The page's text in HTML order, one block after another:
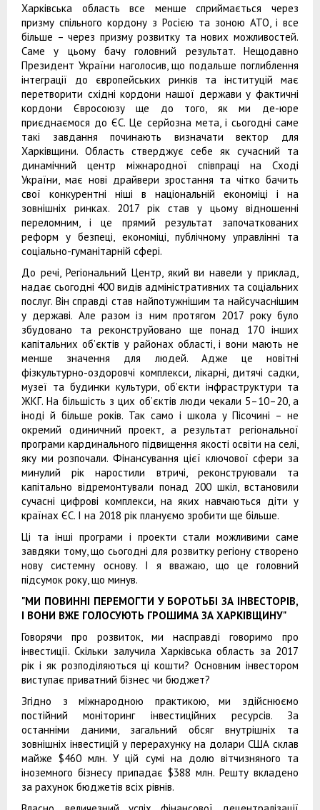
Харківська область все менше сприймається через
призму спільного кордону з Росією та зоною АТО, і все
більше – через призму розвитку та нових можливостей.
Саме у цьому бачу головний результат. Нещодавно
Президент України наголосив, що подальше поглиблення
інтеграції до європейських ринків та інституцій має
перетворити східні кордони нашої держави у фактичні
кордони Євросоюзу ще до того, як ми де-юре
приєднаємося до ЄС. Це серйозна мета, і сьогодні саме
такі завдання починають визначати вектор для
Харківщини. Область стверджує себе як сучасний та
динамічний центр міжнародної співпраці на Сході
України, має нові драйвери зростання та чітко бачить
свої конкурентні ніші в національній економіці і на
зовнішніх ринках. 2017 рік став у цьому відношенні
переломним, і це прямий результат започаткованих
реформ у безпеці, економіці, публічному управлінні та
соціально-гуманітарній сфері.
До речі, Регіональний Центр, який ви навели у приклад,
надає сьогодні 400 видів адміністративних та соціальних
послуг. Він справді став найпотужнішим та найсучаснішим
у державі. Але разом із ним протягом 2017 року було
збудовано та реконструйовано ще понад 170 інших
капітальних об’єктів у районах області, і вони мають не
менше значення для людей. Адже це новітні
фізкультурно-оздоровчі комплекси, лікарні, дитячі садки,
музеї та будинки культури, об’єкти інфраструктури та
ЖКГ. На більшість з цих об’єктів люди чекали 5–10–20, а
іноді й більше років. Так само і школа у Пісочині – не
окремий одиничний проект, а результат регіональної
програми кардинального підвищення якості освіти на селі,
яку ми розпочали. Фінансування цієї ключової сфери за
минулий рік наростили втричі, реконструювали та
капітально відремонтували понад 200 шкіл, встановили
сучасні цифрові комплекси, на яких навчаються діти у
країнах ЄС. І на 2018 рік плануємо зробити ще більше.
Ці та інші програми і проекти стали можливими саме
завдяки тому, що сьогодні для розвитку регіону створено
нову системну основу. І я вважаю, що це головний
підсумок року, що минув.
"МИ ПОВИННІ ПЕРЕМОГТИ У БОРОТЬБІ ЗА ІНВЕСТОРІВ,
І ВОНИ ВЖЕ ГОЛОСУЮТЬ ГРОШИМА ЗА ХАРКІВЩИНУ"
Говорячи про розвиток, ми насправді говоримо про
інвестиції. Скільки залучила Харківська область за 2017
рік і як розподіляються ці кошти? Основним інвестором
виступає приватний бізнес чи бюджет?
Згідно з міжнародною практикою, ми здійснюємо
постійний моніторинг інвестиційних ресурсів. За
останніми даними, загальний обсяг внутрішніх та
зовнішніх інвестицій у перерахунку на долари США склав
майже $460 млн. У цій сумі на долю вітчизняного та
іноземного бізнесу припадає $388 млн. Решту вкладено
за рахунок бюджетів всіх рівнів.